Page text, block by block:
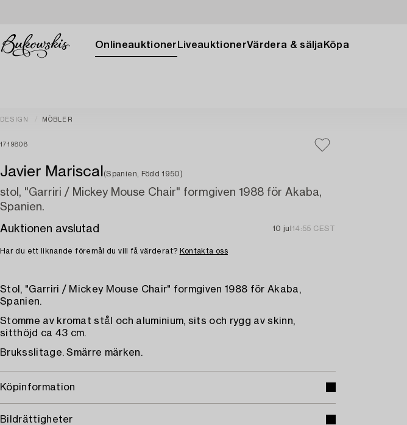
Onlineauktioner LiveauktionerVärdera & sälja Köpa
DESIGN MÖBLER
1719808
Javier Mariscal (Spanien, Född 1950)
stol, "Garriri / Mickey Mouse Chair" formgiven 1988 för Akaba,
Spanien.
Auktionen avslutad
10 jul 14:55 CEST
Har du ett liknande föremål du vill få värderat? Kontakta oss
Stol, "Garriri / Mickey Mouse Chair" formgiven 1988 för Akaba,
Spanien.
Stomme av kromat stål och aluminium, sits och rygg av skinn,
sitthöjd ca 43 cm.
Bruksslitage. Smärre märken.
Köpinformation
Bildrättigheter